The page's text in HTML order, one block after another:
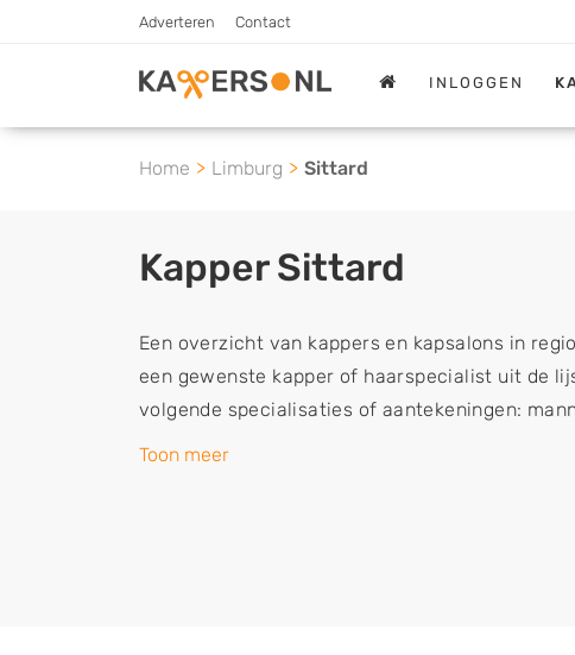
Adverteren Contact
INLOGGEN
Home Limburg Sittard
Kapper Sittard
Een overzicht van kappers en kapsalons in
een gewenste kapper of haarspecialist uit de
volgende specialisaties of aantekeningen:
vrouwen of dameskapper, kinderkapper,
Toon meer